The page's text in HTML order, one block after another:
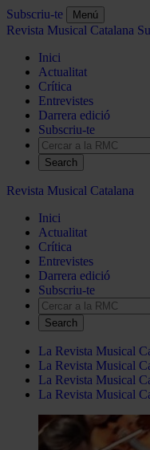
Subscriu-te Menú
Revista Musical Catalana
Inici
Actualitat
Crítica
Entrevistes
Darrera edició
Subscriu-te
Search
Revista Musical Catalana
Inici
Actualitat
Crítica
Entrevistes
Darrera edició
Subscriu-te
Search
La Revista Musical
La Revista Musical
La Revista Musical
La Revista Musical